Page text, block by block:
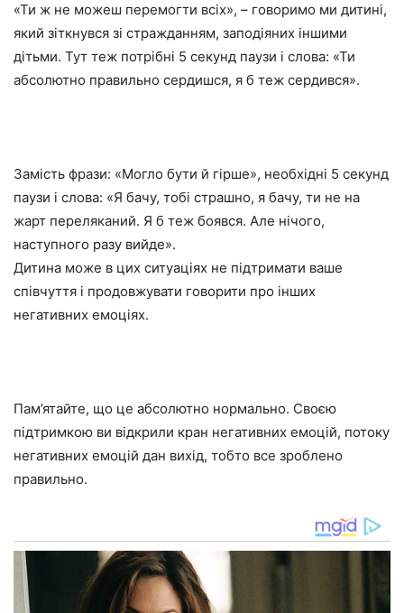
«Ти ж не можеш перемогти всіх», – говоримо ми дитині,
який зіткнувся зі стражданням, заподіяних іншими
дітьми. Тут теж потрібні 5 секунд паузи і слова: «Ти
абсолютно правильно сердишся, я б теж сердився».
Замість фрази: «Могло бути й гірше», необхідні 5 секунд
паузи і слова: «Я бачу, тобі страшно, я бачу, ти не на
жарт переляканий. Я б теж боявся. Але нічого,
наступного разу вийде».
Дитина може в цих ситуаціях не підтримати ваше
співчуття і продовжувати говорити про інших
негативних емоціях.
Пам’ятайте, що це абсолютно нормально. Своєю
підтримкою ви відкрили кран негативних емоцій, потоку
негативних емоцій дан вихід, тобто все зроблено
правильно.